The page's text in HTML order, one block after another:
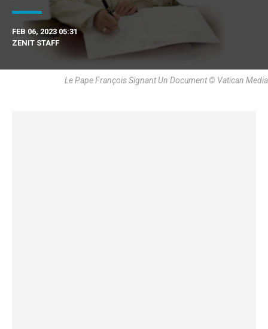
FEB 06, 2023 05:31
ZENIT STAFF
Le Pape François Signant Un Document © Vatican Media